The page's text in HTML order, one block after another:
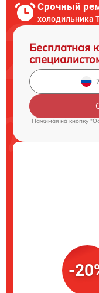
Срочный
холодильника
Бесплатная
Нажимая на кнопку
-